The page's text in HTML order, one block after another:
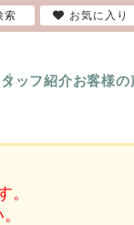
ッフ紹介お客様の
。
索 お気に入り